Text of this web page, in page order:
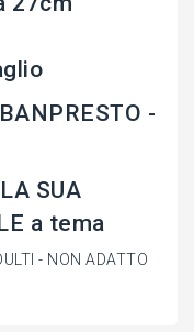
-
SUA
a tema
- NON ADATTO